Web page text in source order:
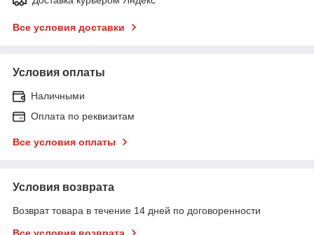
Все условия доставки
Условия оплаты
Наличными
Оплата по реквизитам
Все условия оплаты
Условия возврата
Возврат товара в течение 14 дней по договоренности
Все условия возврата